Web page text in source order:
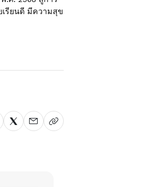
รียนดี มีความสุข